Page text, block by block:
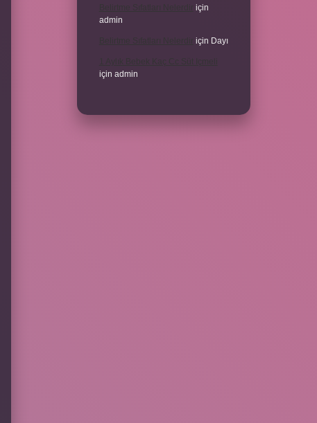
için
admin
için Dayı
için admin